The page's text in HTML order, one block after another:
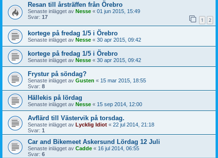
Resan till årsträffen från Örebro
Senaste inlägget av Nesse « 01 jun 2015, 15:49
Svar: 17 1 2
kortege på fredag 1/5 i Örebro
Senaste inlägget av Nesse « 30 apr 2015, 09:42
kortege på fredag 1/5 i Örebro
Senaste inlägget av Nesse « 30 apr 2015, 09:42
Frystur på söndag?
Senaste inlägget av Gusten « 15 mar 2015, 18:55
Svar: 8
Hällekis på lördag
Senaste inlägget av Nesse « 15 sep 2014, 12:00
Avflärd till Västervik på torsdag.
Senaste inlägget av Lycklig Idiot « 22 jul 2014, 21:18
Svar: 1
Car and Bikemeet Askersund Lördag 12 Juli
Senaste inlägget av Cadde « 16 jul 2014, 06:55
Svar: 6